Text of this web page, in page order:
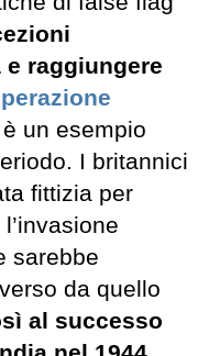
raggiungere
è un esempio
I britannici
fittizia per
sarebbe
da quello
al successo